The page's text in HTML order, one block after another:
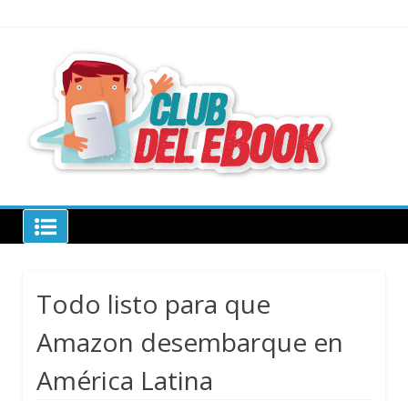
Club del ebook
Todo listo para que
Amazon desembarque en
América Latina